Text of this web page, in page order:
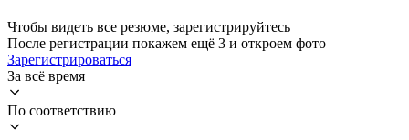
Чтобы видеть все резюме, зарегистрируйтесь
После регистрации покажем ещё 3 и откроем фото
Зарегистрироваться
За всё время
По соответствию